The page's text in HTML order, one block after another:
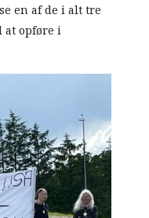
en af de i alt tre
at opføre i